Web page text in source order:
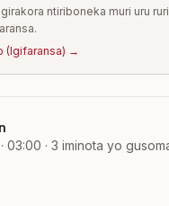
ntiriboneka muri uru
(Igifaransa) →
03:00 · 3 iminota yo